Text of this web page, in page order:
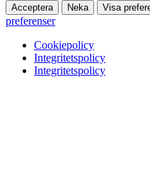
Acceptera Neka Visa
preferenser
Cookiepolicy
Integritetspolicy
Integritetspolicy